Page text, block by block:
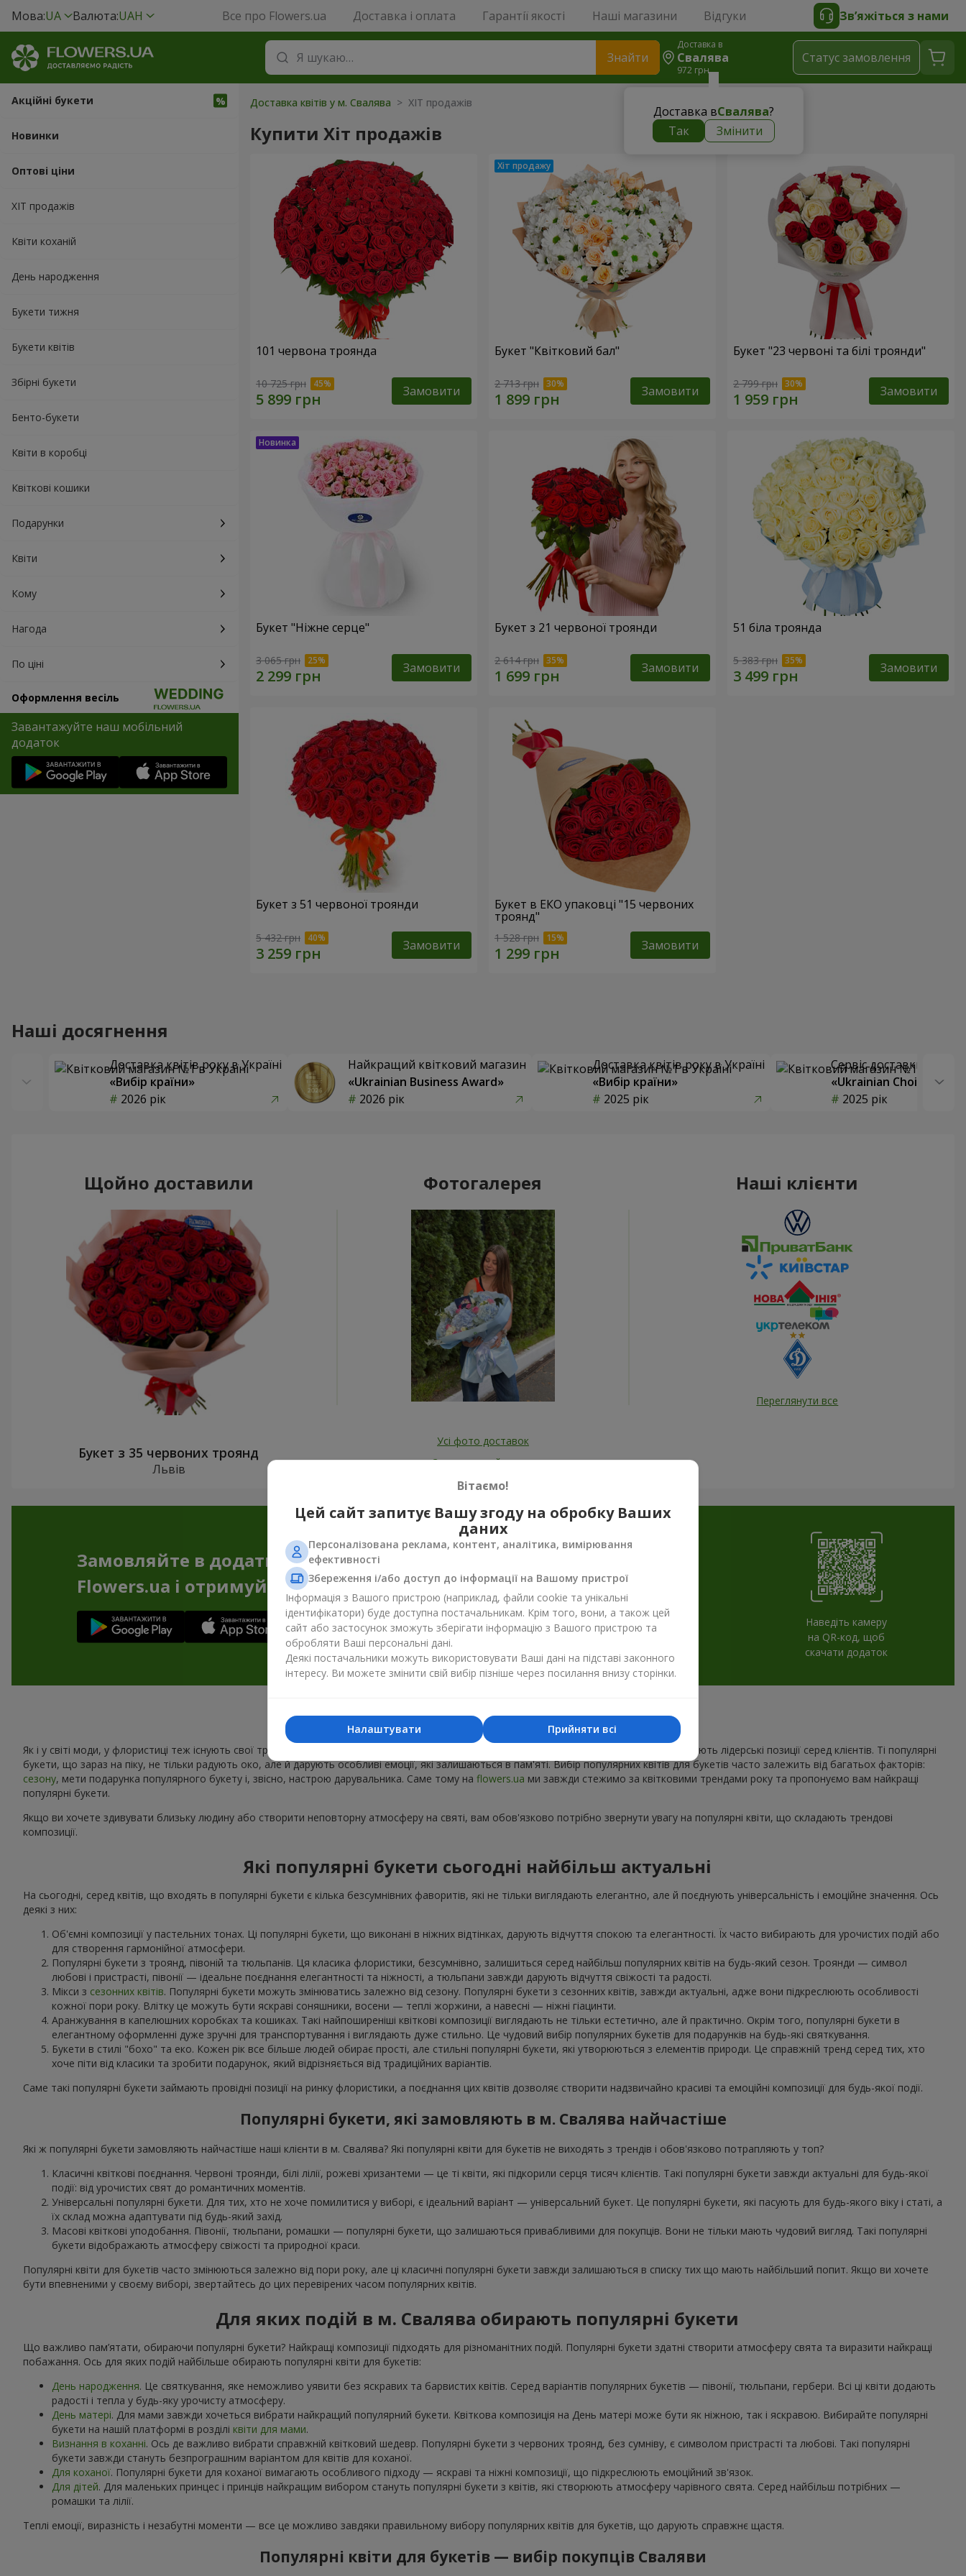
Мова:UA Валюта:UAH Все про Flowers.ua Доставка і оплата Гарантії якості Наші магазини Відгуки Зв’яжіться з нами
Знайти
Доставка в
Свалява
972 грн
Доставка вСвалява?
Так
Змінити
Статус замовлення
Акційні букети
Новинки
Оптові ціни
ХІТ продажів
Квіти коханій
День народження
Букети тижня
Букети квітів
Збірні букети
Бенто-букети
Квіти в коробці
Квіткові кошики
Подарунки
Квіти
Кому
Нагода
По ціні
Оформлення весіль
Завантажуйте наш мобільний
додаток
Доставка квітів у м. Свалява > ХІТ продажів
Купити Хіт продажів
101 червона троянда
10 725 грн Замовити
Букет "Квітковий бал"
2 713 грн Замовити
Букет "23 червоні та білі троянди"
2 799 грн Замовити
Букет "Ніжне серце"
3 065 грн Замовити
Букет з 21 червоної троянди
2 614 грн Замовити
51 біла троянда
5 383 грн Замовити
Букет з 51 червоної троянди
5 432 грн Замовити
Букет в ЕКО упаковці "15 червоних
троянд"
1 528 грн Замовити
Наші досягнення
Доставка квітів року в Україні
«Вибір країни»
2026 рік
Найкращий квітковий магазин
«Ukrainian Business Award»
2026 рік
Доставка квітів року в Україні
«Вибір країни»
2025 рік
Сервіс доставки квітів
«Ukrainian Choice»
2025 рік
Щойно доставили
Букет з 35 червоних троянд
Львів
Фотогалерея
Усі фото доставок
Замовити цей товар
Наші клієнти
Переглянути все
Замовляйте в додатку
Flowers.ua і отримуйте бонуси
Наведіть камеру
на QR-код, щоб
скачати додаток
Популярні букети — тренди сезону
Як і у світі моди, у флористиці теж існують свої тренди. Щороку з'являються нові популярні букети, а деякі композиції з року в рік утримують лідерські позиції серед клієнтів. Ті популярні
букети, що зараз на піку, не тільки радують око, але й дарують особливі емоції, які залишаються в пам'яті. Вибір популярних квітів для букетів часто залежить від багатьох факторів:
сезону, мети подарунка популярного букету і, звісно, настрою дарувальника. Саме тому на flowers.ua ми завжди стежимо за квітковими трендами року та пропонуємо вам найкращі
популярні букети.
Якщо ви хочете здивувати близьку людину або створити неповторну атмосферу на святі, вам обов'язково потрібно звернути увагу на популярні квіти, що складають трендові
композиції.
Які популярні букети сьогодні найбільш актуальні
На сьогодні, серед квітів, що входять в популярні букети є кілька безсумнівних фаворитів, які не тільки виглядають елегантно, але й поєднують універсальність і емоційне значення. Ось
деякі з них:
Об'ємні композиції у пастельних тонах. Ці популярні букети, що виконані в ніжних відтінках, дарують відчуття спокою та елегантності. Їх часто вибирають для урочистих подій або
для створення гармонійної атмосфери.
Популярні букети з троянд, півоній та тюльпанів. Ця класика флористики, безсумнівно, залишиться серед найбільш популярних квітів на будь-який сезон. Троянди — символ
любові і пристрасті, півонії — ідеальне поєднання елегантності та ніжності, а тюльпани завжди дарують відчуття свіжості та радості.
Мікси з сезонних квітів. Популярні букети можуть змінюватись залежно від сезону. Популярні букети з сезонних квітів, завжди актуальні, адже вони підкреслюють особливості
кожної пори року. Влітку це можуть бути яскраві соняшники, восени — теплі жоржини, а навесні — ніжні гіацинти.
Аранжування в капелюшних коробках та кошиках. Такі найпоширеніші квіткові композиції виглядають не тільки естетично, але й практично. Окрім того, популярні букети в
елегантному оформленні дуже зручні для транспортування і виглядають дуже стильно. Це чудовий вибір популярних букетів для подарунків на будь-які святкування.
Букети в стилі "бохо" та еко. Кожен рік все більше людей обирає прості, але стильні популярні букети, які утворюються з елементів природи. Це справжній тренд серед тих, хто
хоче піти від класики та зробити подарунок, який відрізняється від традиційних варіантів.
Саме такі популярні букети займають провідні позиції на ринку флористики, а поєднання цих квітів дозволяє створити надзвичайно красиві та емоційні композиції для будь-якої події.
Популярні букети, які замовляють в м. Свалява найчастіше
Які ж популярні букети замовляють найчастіше наші клієнти в м. Свалява? Які популярні квіти для букетів не виходять з трендів і обов'язково потрапляють у топ?
Класичні квіткові поєднання. Червоні троянди, білі лілії, рожеві хризантеми — це ті квіти, які підкорили серця тисяч клієнтів. Такі популярні букети завжди актуальні для будь-якої
події: від урочистих свят до романтичних моментів.
Універсальні популярні букети. Для тих, хто не хоче помилитися у виборі, є ідеальний варіант — універсальний букет. Це популярні букети, які пасують для будь-якого віку і статі, а
їх склад можна адаптувати під будь-який захід.
Масові квіткові уподобання. Півонії, тюльпани, ромашки — популярні букети, що залишаються привабливими для покупців. Вони не тільки мають чудовий вигляд. Такі популярні
букети відображають атмосферу свіжості та природної краси.
Популярні квіти для букетів часто змінюються залежно від пори року, але ці класичні популярні букети завжди залишаються в списку тих що мають найбільший попит. Якщо ви хочете
бути впевненими у своєму виборі, звертайтесь до цих перевірених часом популярних квітів.
Для яких подій в м. Свалява обирають популярні букети
Що важливо пам’ятати, обираючи популярні букети? Найкращі композиції підходять для різноманітних подій. Популярні букети здатні створити атмосферу свята та виразити найкращі
побажання. Ось для яких подій найбільше обирають популярні квіти для букетів:
День народження. Це святкування, яке неможливо уявити без яскравих та барвистих квітів. Серед варіантів популярних букетів — півонії, тюльпани, гербери. Всі ці квіти додають
радості і тепла у будь-яку урочисту атмосферу.
День матері. Для мами завжди хочеться вибрати найкращий популярний букети. Квіткова композиція на День матері може бути як ніжною, так і яскравою. Вибирайте популярні
букети на нашій платформі в розділі квіти для мами.
Визнання в коханні. Ось де важливо вибрати справжній квітковий шедевр. Популярні букети з червоних троянд, без сумніву, є символом пристрасті та любові. Такі популярні
букети завжди стануть безпрограшним варіантом для квітів для коханої.
Для коханої. Популярні букети для коханої вимагають особливого підходу — яскраві та ніжні композиції, що підкреслюють емоційний зв'язок.
Для дітей. Для маленьких принцес і принців найкращим вибором стануть популярні букети з квітів, які створюють атмосферу чарівного свята. Серед найбільш потрібних —
ромашки та лілії.
Теплі емоції, виразність і незабутні моменти — все це можливо завдяки правильному вибору популярних квітів для букетів, що дарують справжнє щастя.
Популярні квіти для букетів — вибір покупців Сваляви
Вітаємо!
Цей сайт запитує Вашу згоду на обробку Ваших
даних
Персоналізована реклама, контент, аналітика, вимірювання
ефективності
Збереження і/або доступ до інформації на Вашому пристрої
Інформація з Вашого пристрою (наприклад, файли cookie та унікальні
ідентифікатори) буде доступна постачальникам. Крім того, вони, а також цей
сайт або застосунок зможуть зберігати інформацію з Вашого пристрою та
обробляти Ваші персональні дані.
Деякі постачальники можуть використовувати Ваші дані на підставі законного
інтересу. Ви можете змінити свій вибір пізніше через посилання внизу сторінки.
Прийняти всі
Налаштувати